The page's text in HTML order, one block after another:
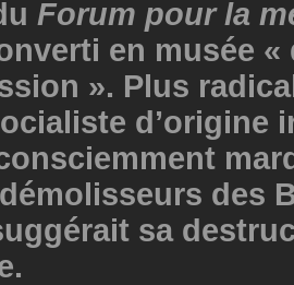
Forum pour la
en musée
». Plus
d’origine
des
sa